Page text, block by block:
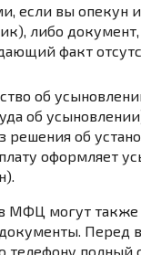
если выопекун
либо документ,
факт
об
об
решенияоб
оформляет
МФЦ могут также
Перед
телефону полный